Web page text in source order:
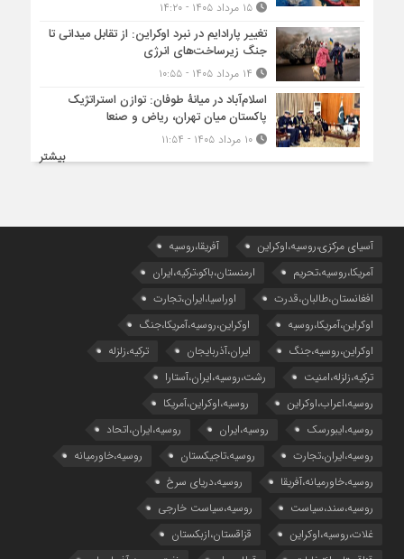
۱۵ مرداد ۱۴۰۵ - ۱۴:۲۰
تغییر پارادایم در نبرد اوکراین: از تقابل میدانی تا
جنگ زیرساخت‌های انرژی
اسلام‌آباد در میانۀ طوفان: توازن استراتژیک
پاکستان میان تهران، ریاض و صنعا
۱۰ مرداد ۱۴۰۵ - ۱۱:۵۴
بیشتر
آسیای مرکزی،روسیه،اوکراین
آفریقا،روسیه
آمریکا،روسیه،تحریم
ارمنستان،باکو،ترکیه،ایران
افغانستان،طالبان،قدرت
اوراسیا،ایران،تجارت
اوکراین،آمریکا،روسیه
اوکراین،روسیه،آمریکا،جنگ
اوکراین،روسیه،جنگ
ایران،آذربایجان
ترکیه،زلزله
ترکیه،زلزله،امنیت
رشت،روسیه،ایران،آستارا
روسیه،اعراب،اوکراین
روسیه،اوکراین،آمریکا
روسیه،ایبورسک
روسیه،ایران
روسیه،ایران،اتحاد
روسیه،ایران،تجارت
روسیه،تاجیکستان
روسیه،خاورمیانه
روسیه،خاورمیانه،آفریقا
روسیه،دریای سرخ
روسیه،سند،سیاست
روسیه،سیاست خارجی
غلات،روسیه،اوکراین
قزاقستان،ازبکستان